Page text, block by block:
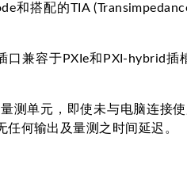
和搭配的TIA
兼容于PXIe和PXI-hybrid插
测单元，即使未与电脑连接
何输出及量测之时间延迟。